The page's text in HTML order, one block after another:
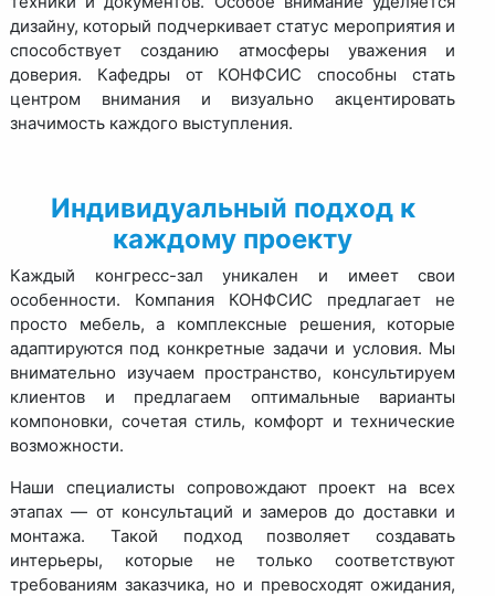
дизайну, который подчеркивает статус мероприятия и
способствует созданию атмосферы уважения и
доверия. Кафедры от КОНФСИС способны стать
центром внимания и визуально акцентировать
значимость каждого выступления.
Индивидуальный подход к
каждому проекту
Каждый конгресс-зал уникален и имеет свои
особенности. Компания КОНФСИС предлагает не
просто мебель, а комплексные решения, которые
адаптируются под конкретные задачи и условия. Мы
внимательно изучаем пространство, консультируем
клиентов и предлагаем оптимальные варианты
компоновки, сочетая стиль, комфорт и технические
возможности.
Наши специалисты сопровождают проект на всех
этапах — от консультаций и замеров до доставки и
монтажа. Такой подход позволяет создавать
интерьеры, которые не только соответствуют
требованиям заказчика, но и превосходят ожидания,